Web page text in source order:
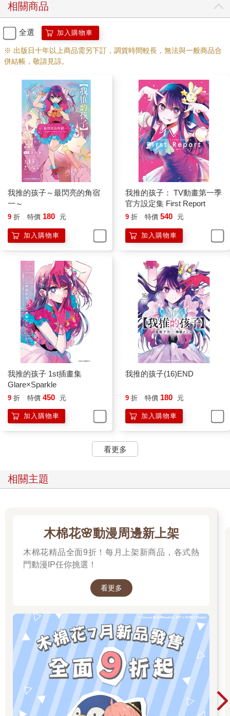
相關商品
全選 加入購物車
※ 出版日十年以上商品需另下訂，調貨時間較長，無法與一般商品合
併結帳，敬請見諒。
我推的孩子～最閃亮的角宿
一～
9 折 特價 180 元
加入購物車
我推的孩子： TV動畫第一季
官方設定集 First Report
9 折 特價 540 元
加入購物車
我推的孩子 1st插畫集
Glare×Sparkle
9 折 特價 450 元
加入購物車
我推的孩子(16)END
9 折 特價 180 元
加入購物車
看更多
相關主題
木棉花🌸動漫周邊新上架
木棉花精品全面9折！每月上架新商品，各式熱
門動漫IP任你挑選！
看更多